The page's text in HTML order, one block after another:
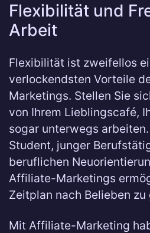
Flexibilität und
Arbeit
Flexibilität ist zweifellos
verlockendsten Vorteile
Marketings. Stellen Sie
von Ihrem Lieblingscafé,
sogar unterwegs
Student, junger
beruflichen
Affiliate-Marketings
Zeitplan nach Belieben
Mit Affiliate-Marketing